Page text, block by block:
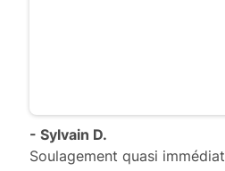
- Sylvain D.
Soulagement quasi immédiat